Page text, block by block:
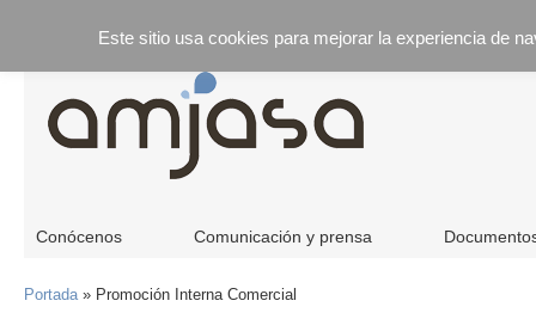
Conócenos Comunicación y prensa
Portada» Promoción Interna Comercial
Este sitio usa cookies para mejorar la experiencia de